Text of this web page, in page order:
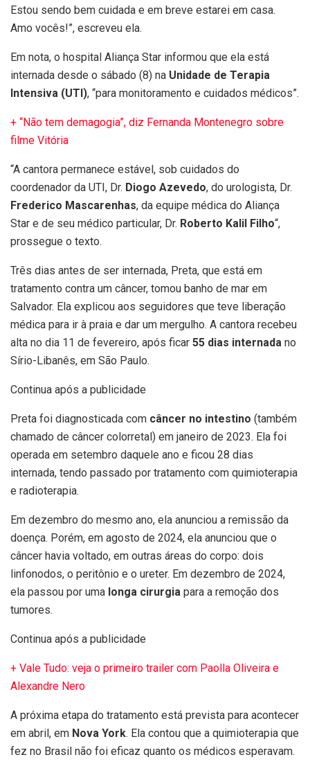
Estou sendo bem cuidada e em breve estarei em casa.
Amo vocês!”, escreveu ela.
Em nota, o hospital Aliança Star informou que ela está
internada desde o sábado (8) na Unidade de Terapia
Intensiva (UTI), “para monitoramento e cuidados médicos”.
+ “Não tem demagogia”, diz Fernanda Montenegro sobre
filme Vitória
“A cantora permanece estável, sob cuidados do
coordenador da UTI, Dr. Diogo Azevedo, do urologista, Dr.
Frederico Mascarenhas, da equipe médica do Aliança
Star e de seu médico particular, Dr. Roberto Kalil Filho“,
prossegue o texto.
Três dias antes de ser internada, Preta, que está em
tratamento contra um câncer, tomou banho de mar em
Salvador. Ela explicou aos seguidores que teve liberação
médica para ir à praia e dar um mergulho. A cantora recebeu
alta no dia 11 de fevereiro, após ficar 55 dias internada no
Sírio-Libanês, em São Paulo.
Continua após a publicidade
Preta foi diagnosticada com câncer no intestino (também
chamado de câncer colorretal) em janeiro de 2023. Ela foi
operada em setembro daquele ano e ficou 28 dias
internada, tendo passado por tratamento com quimioterapia
e radioterapia.
Em dezembro do mesmo ano, ela anunciou a remissão da
doença. Porém, em agosto de 2024, ela anunciou que o
câncer havia voltado, em outras áreas do corpo: dois
linfonodos, o peritônio e o ureter. Em dezembro de 2024,
ela passou por uma longa cirurgia para a remoção dos
tumores.
Continua após a publicidade
+ Vale Tudo: veja o primeiro trailer com Paolla Oliveira e
Alexandre Nero
A próxima etapa do tratamento está prevista para acontecer
em abril, em Nova York. Ela contou que a quimioterapia que
fez no Brasil não foi eficaz quanto os médicos esperavam.